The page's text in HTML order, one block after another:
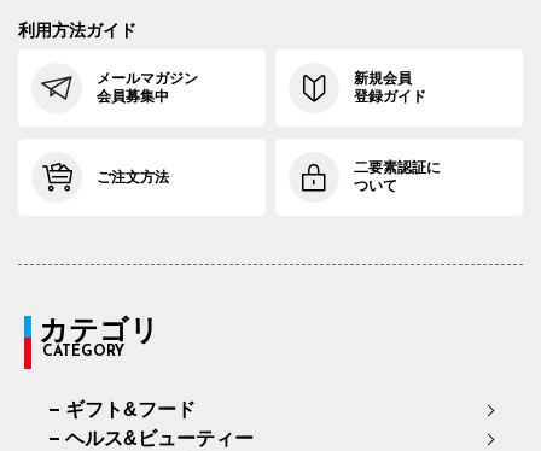
利用方法ガイド
メールマガジン
会員募集中
新規会員
登録ガイド
ご注文方法
二要素認証に
ついて
カテゴリ
CATEGORY
ギフト&フード
ヘルス&ビューティー